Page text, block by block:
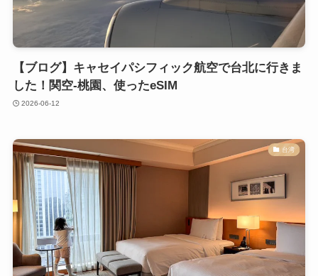
【ブログ】キャセイパシフィック航空で台北に行きま
した！関空-桃園、使ったeSIM
2026-06-12
台湾